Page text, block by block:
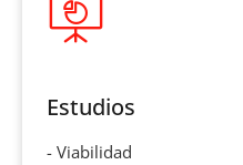
Estudios
- Viabilidad